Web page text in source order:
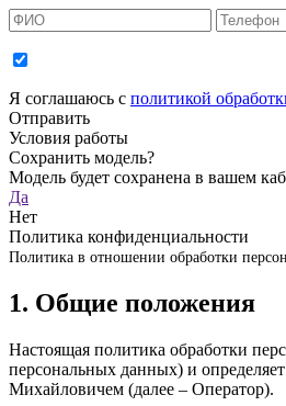
Я соглашаюсь с политикой
Отправить
Условия работы
Сохранить модель?
Модель будет сохранена в вашем
Да
Нет
Политика конфиденциальности
Политика в отношении обработки
1. Общие положения
Настоящая политика обработки
персональных данных) и
Михайловичем (далее – Оператор).